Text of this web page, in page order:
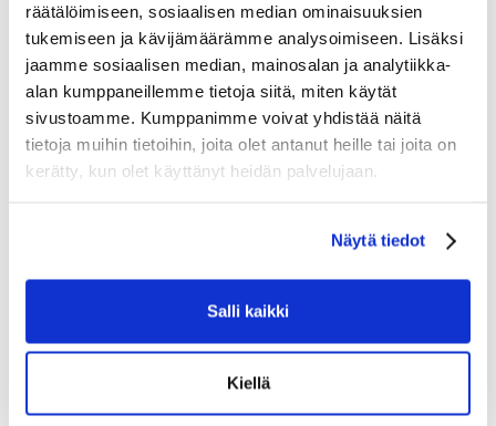
räätälöimiseen, sosiaalisen median ominaisuuksien
tukemiseen ja kävijämäärämme analysoimiseen. Lisäksi
jaamme sosiaalisen median, mainosalan ja analytiikka-
alan kumppaneillemme tietoja siitä, miten käytät
sivustoamme. Kumppanimme voivat yhdistää näitä
tietoja muihin tietoihin, joita olet antanut heille tai joita on
kerätty, kun olet käyttänyt heidän palvelujaan.
Näytä tiedot
Salli kaikki
Kiellä
BAUER HOCKEY S26 SUPREME FUSE SHIN GUARD-